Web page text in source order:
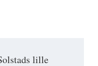
lille